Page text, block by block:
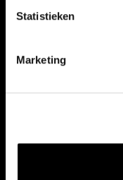
Statistieken
Marketing